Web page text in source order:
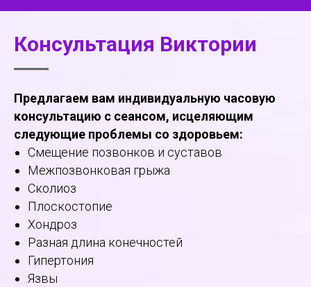
Консультация Виктории
Предлагаем вам индивидуальную часовую
консультацию с сеансом, исцеляющим
следующие проблемы со здоровьем:
Смещение позвонков и суставов
Межпозвонковая грыжа
Сколиоз
Плоскостопие
Хондроз
Разная длина конечностей
Гипертония
Язвы